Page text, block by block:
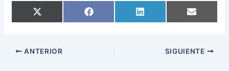
Compartir
en
Compartir
en
Compartir
en
Compartir
en
ANTERIOR SIGUIENTE